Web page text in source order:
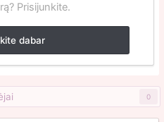
Prisijunkite.
dabar
0